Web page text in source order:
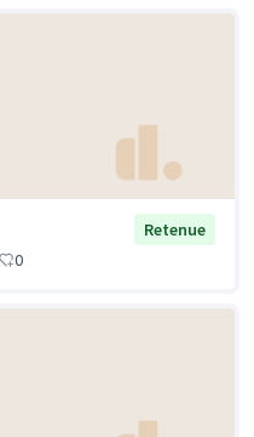
Retenue
0